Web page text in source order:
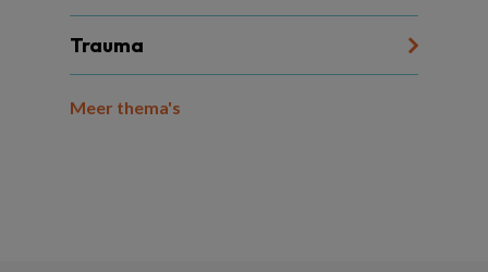
Trauma
Meer thema's